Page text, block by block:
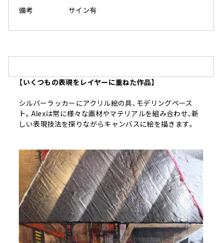
備考
サイン有
【いくつもの表現をレイヤーに重ねた作品】
シルバーラッカーにアクリル絵の具、モデリングペース
ト。Alexは常に様々な画材やマテリアルを組み合わせ、新
しい表現技法を探りながらキャンバスに絵を描きます。